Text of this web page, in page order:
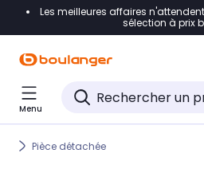
Accéder directement à la
Accéder directement au pied
Accéder directement au
Les meilleures affaires
sélection à prix
Menu
Pièce détachée